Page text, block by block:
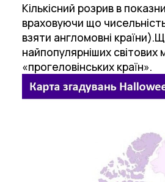
Кількісний розрив в
враховуючи що
взяти англомовні
найпопулярніших світових
«прогеловінських країн».